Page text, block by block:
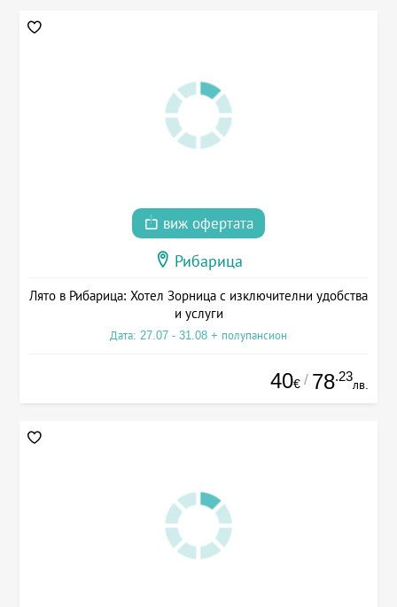
виж офертата
Рибарица
Лято в Рибарица: Хотел Зорница с изключителни удобства
и услуги
Дата: 27.07 - 31.08 + полупансион
40€ / 78.23
лв.